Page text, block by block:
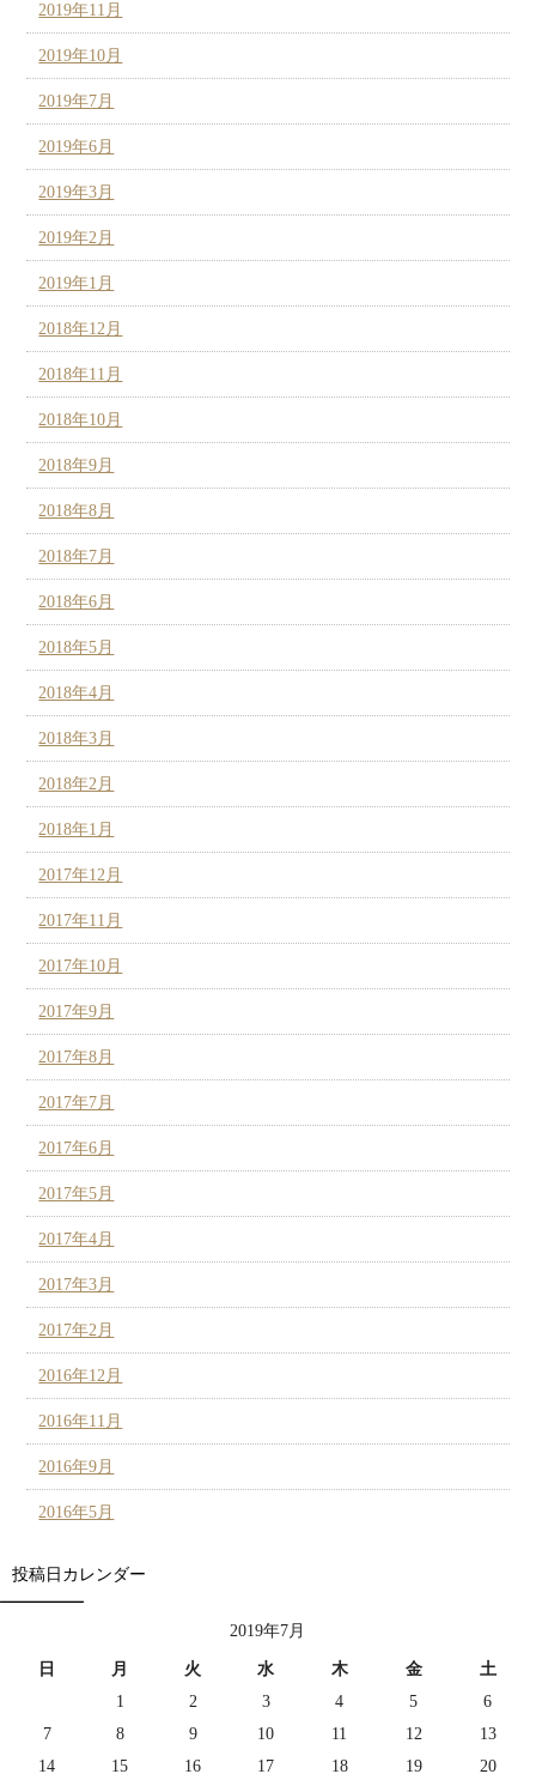
2019年11月
2019年10月
2019年7月
2019年6月
2019年3月
2019年2月
2019年1月
2018年12月
2018年11月
2018年10月
2018年9月
2018年8月
2018年7月
2018年6月
2018年5月
2018年4月
2018年3月
2018年2月
2018年1月
2017年12月
2017年11月
2017年10月
2017年9月
2017年8月
2017年7月
2017年6月
2017年5月
2017年4月
2017年3月
2017年2月
2016年12月
2016年11月
2016年9月
2016年5月
投稿日カレンダー
2019年7月
日 月 火 水 木 金
土
1
2 3 4 5
6
7
8 9 10 11 12
13
14
15 16 17 18 19 20